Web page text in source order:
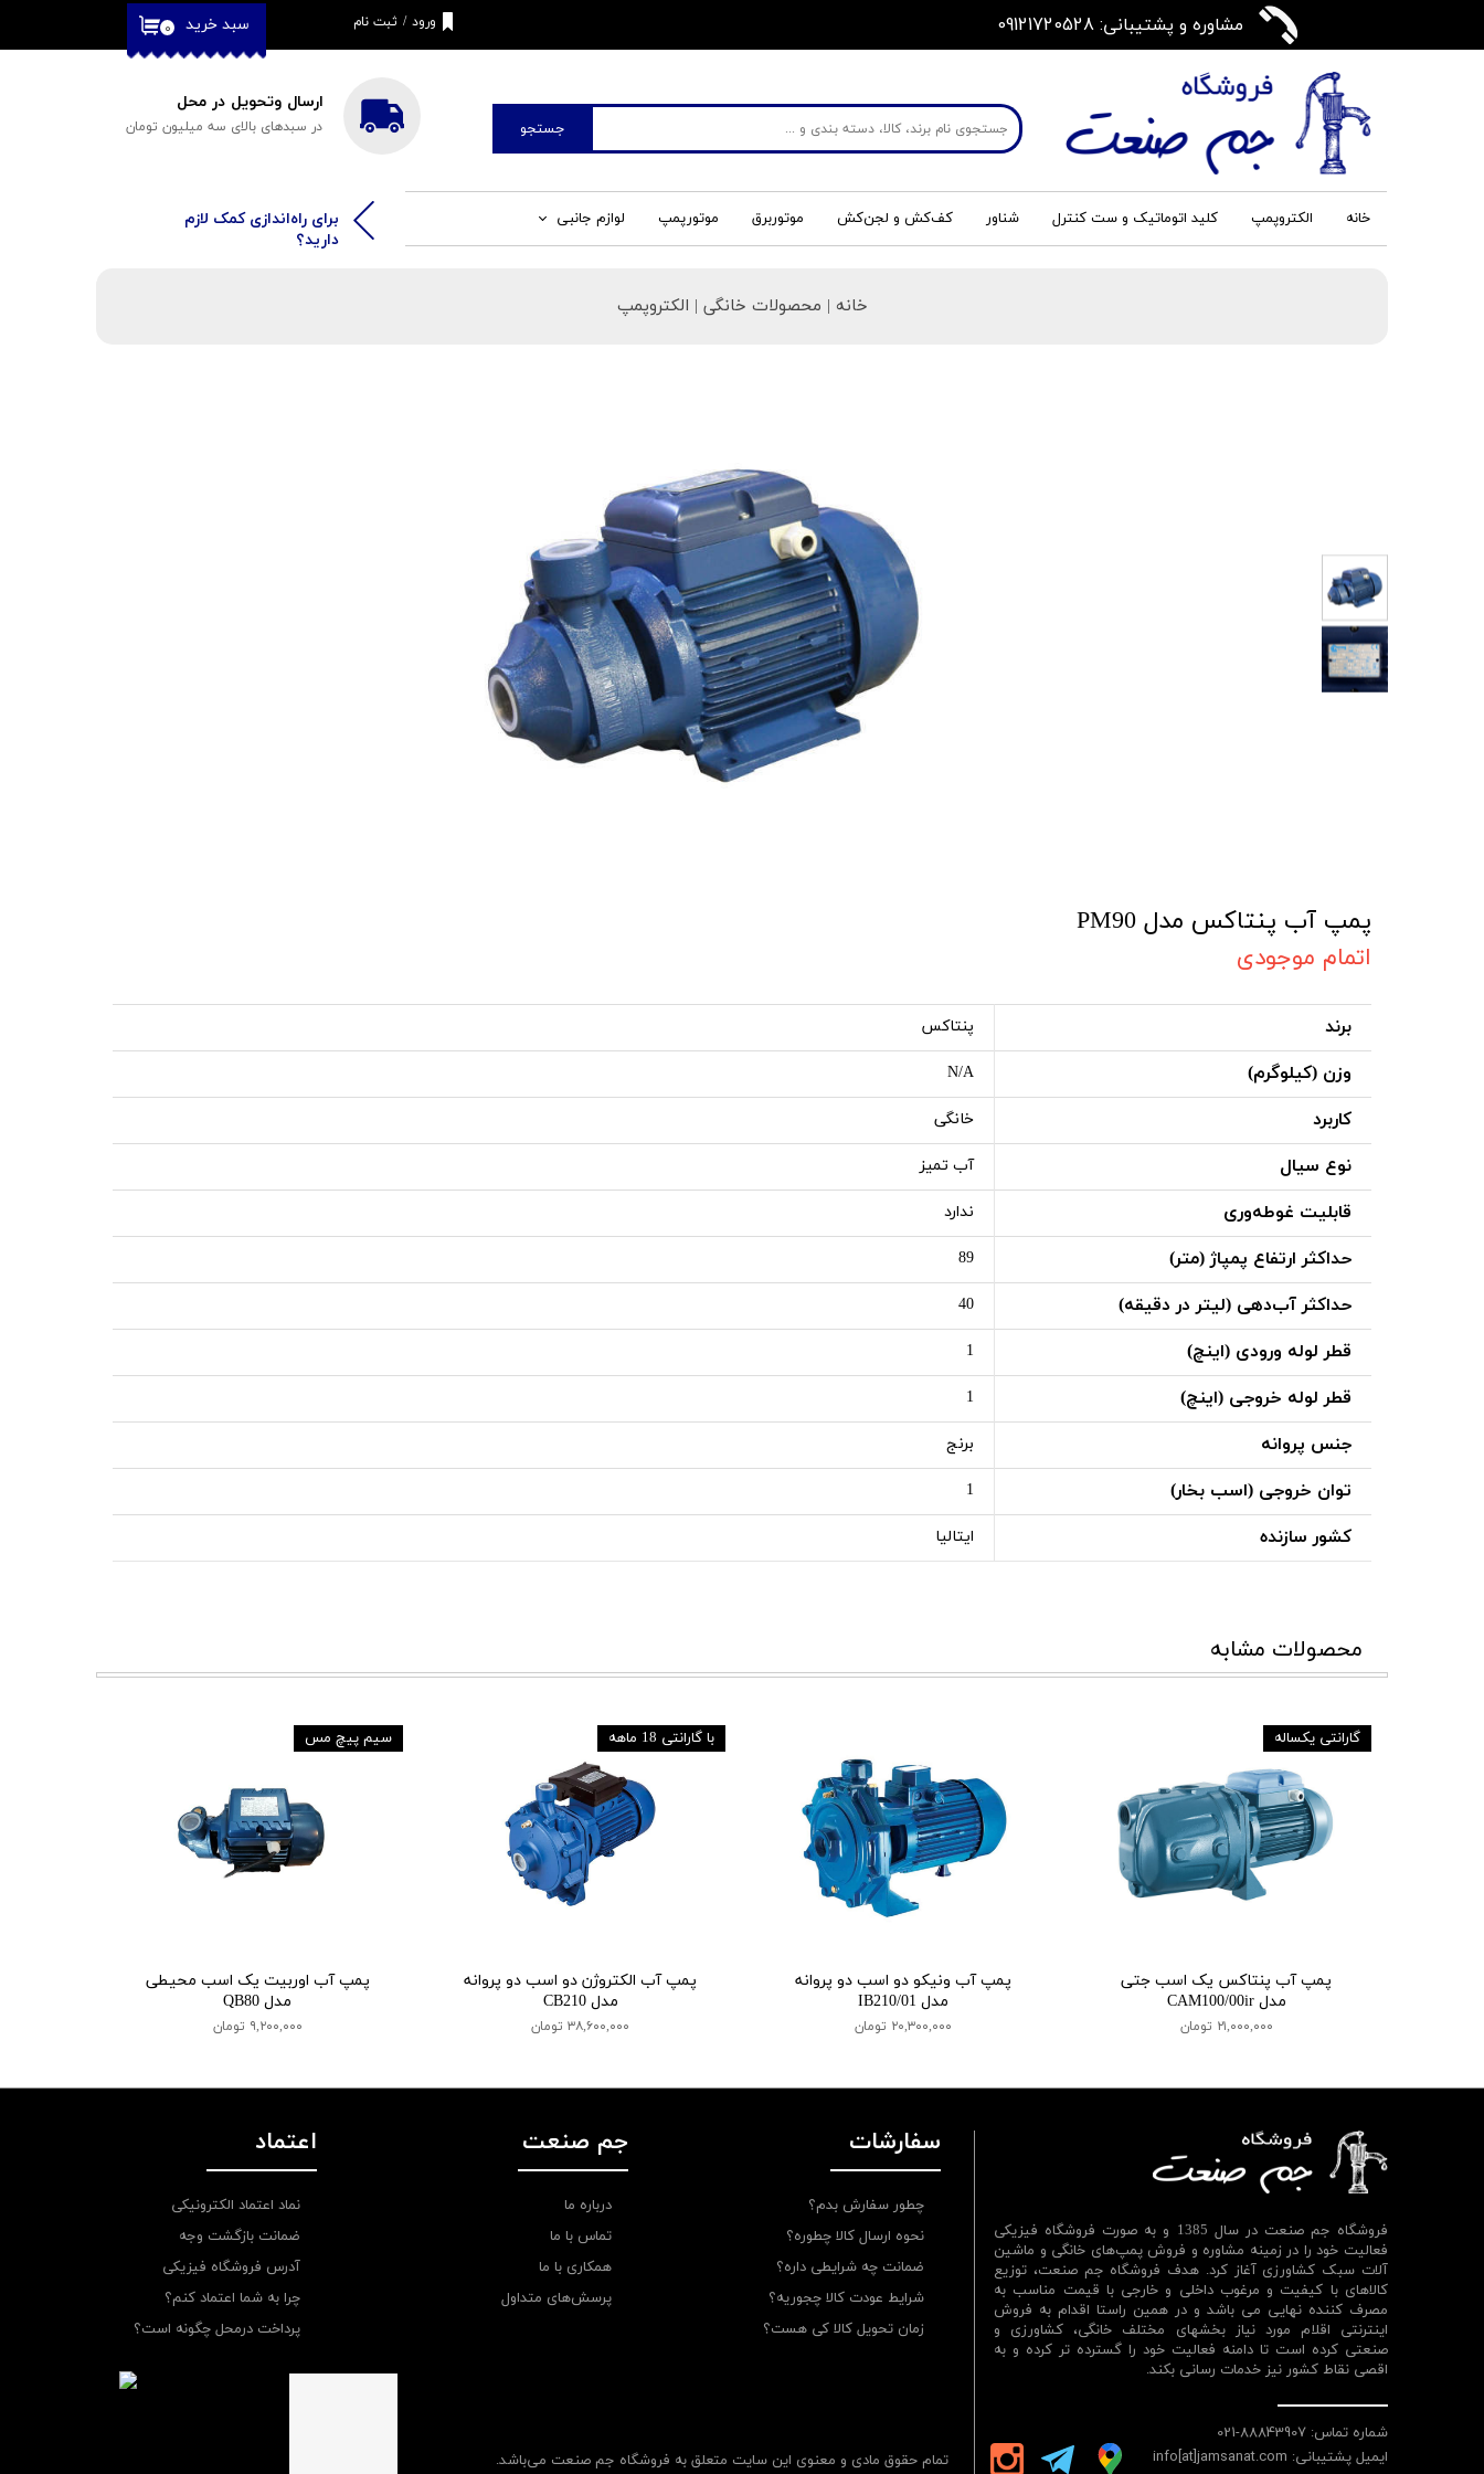
جستجو
ارسال وتحویل در محل
در سبدهای بالای سه میلیون تومان
مشاوره و پشتیبانی: 09121720528 ۰ سبد خرید ورود / ثبت نام
حساب کاربری من
تغییر گذر واژه
سفارشات
کاربری
خانه الکتروپمپ کلید اتوماتیک و ست کنترل شناور کف‌کش و لجن‌کش موتوربرق موتورپمپ لوازم جانبی
​​برای راه‌اندازی کمک لازم
دارید؟
خانه | محصولات خانگی | الکتروپمپ
پمپ آب پنتاکس مدل PM90
اتمام موجودی
برند پنتاکس
وزن (کیلوگرم) N/A
کاربرد خانگی
نوع سیال آب تمیز
قابلیت غوطه‌وری ندارد
حداکثر ارتفاع پمپاژ (متر) 89
حداکثر آب‌دهی (لیتر در دقیقه) 40
قطر لوله ورودی (اینچ) 1
قطر لوله خروجی (اینچ) 1
جنس پروانه برنج
توان خروجی (اسب بخار) 1
کشور سازنده ایتالیا
محصولات مشابه
پمپ آب پنتاکس یک اسب جتی
مدل CAM100/00ir
۲۱,۰۰۰,۰۰۰ تومان
گارانتی یکساله
پمپ آب ونیکو دو اسب دو پروانه
مدل IB210/01
۲۰,۳۰۰,۰۰۰ تومان
پمپ آب الکتروژن دو اسب دو پروانه
مدل CB210
۳۸,۶۰۰,۰۰۰ تومان
با گارانتی 18 ماهه
پمپ آب اوربیت یک اسب محیطی
مدل QB80
۹,۲۰۰,۰۰۰ تومان
سیم پیچ مس
فروشگاه جم صنعت در سال 1385 و به صورت فروشگاه فیزیکی
فعالیت خود را در زمینه مشاوره و فروش پمپ‌های خانگی و ماشین
آلات سبک کشاورزی آغاز کرد. هدف فروشگاه جم صنعت، توزیع
کالاهای با کیفیت و مرغوب داخلی و خارجی با قیمت مناسب به
مصرف کننده نهایی می باشد و در همین راستا اقدام به فروش
اینترنتی اقلام مورد نیاز بخشهای مختلف خانگی، کشاورزی و
صنعتی کرده است تا دامنه فعالیت خود را گسترده تر کرده و به
اقصی نقاط کشور نیز خدمات رسانی بکند.
شماره تماس: 88843907-021
ایمیل پشتیبانی: info[at]jamsanat.com
سفارشات
چطور سفارش بدم؟
نحوه ارسال کالا چطوره؟
ضمانت چه شرایطی داره؟
شرایط عودت کالا چجوریه؟
زمان تحویل کالا کی هست؟
تمام حقوق مادی و معنوی این سایت متعلق به فروشگاه جم صنعت می‌باشد.
اعتماد
نماد اعتماد الکترونیکی
ضمانت بازگشت وجه
آدرس فروشگاه فیزیکی
چرا به شما اعتماد کنم؟
پرداخت درمحل چگونه است؟
جم صنعت
درباره ما
تماس با ما
همکاری با ما
پرسش‌های متداول